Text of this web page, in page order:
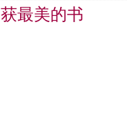
获最美的书